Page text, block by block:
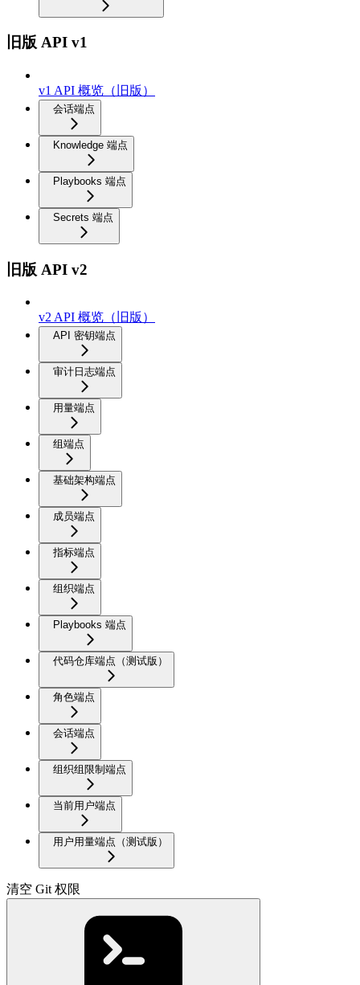
旧版 API v1
v1 API 概览（旧版）
会话端点
Knowledge 端点
Playbooks 端点
Secrets 端点
旧版 API v2
v2 API 概览（旧版）
API 密钥端点
审计日志端点
用量端点
组端点
基础架构端点
成员端点
指标端点
组织端点
Playbooks 端点
代码仓库端点（测试版）
角色端点
会话端点
组织组限制端点
当前用户端点
用户用量端点（测试版）
清空 Git 权限